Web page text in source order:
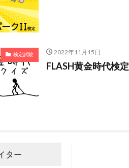
検定試験 2022年11月15日
FLASH黄金時代検定
ター